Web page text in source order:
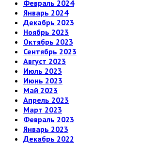
Февраль 2024
Январь 2024
Декабрь 2023
Ноябрь 2023
Октябрь 2023
Сентябрь 2023
Август 2023
Июль 2023
Июнь 2023
Май 2023
Апрель 2023
Март 2023
Февраль 2023
Январь 2023
Декабрь 2022